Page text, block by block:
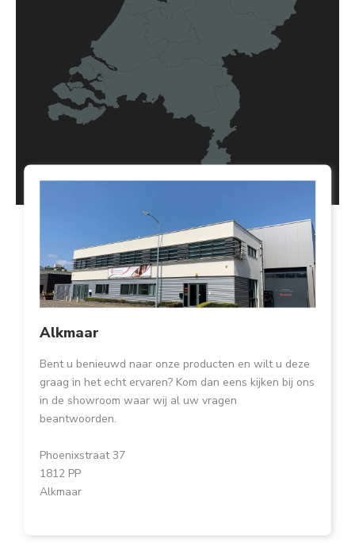
Alkmaar
Bent u benieuwd naar onze producten en wilt u deze
graag in het echt ervaren? Kom dan eens kijken bij ons
in de showroom waar wij al uw vragen
beantwoorden.
Phoenixstraat 37
1812 PP
Alkmaar